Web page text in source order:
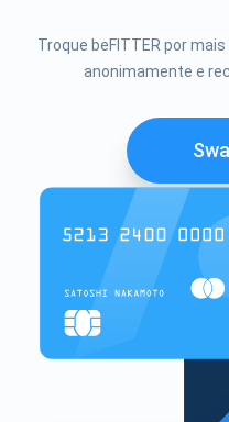
Troque beFITTER por
anonimamente e